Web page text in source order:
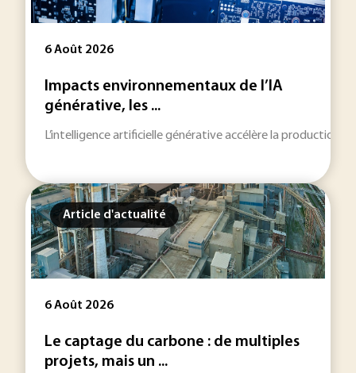
6 Août 2026
Impacts environnementaux de l’IA
générative, les ...
L’intelligence artificielle générative accélère la production
Article d'actualité
6 Août 2026
Le captage du carbone : de multiples
projets, mais un ...